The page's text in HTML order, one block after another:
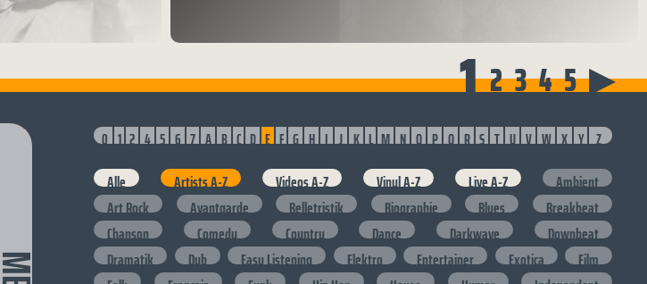
1 2 3 4 5 ▶
0 1 2 4 5 6 7 A B C D E F G H I J K L M N O P Q R S T U V W X Y Z
Alle Artists A-Z Videos A-Z Vinyl A-Z Live A-Z
Ambient
Art Rock
Avantgarde Belletristik Biographie Blues
Breakbeat
Chanson
Comedy Country Dance Darkwave
Downbeat
Dramatik
Dub Easy Listening Elektro Entertainer Exotica
Film